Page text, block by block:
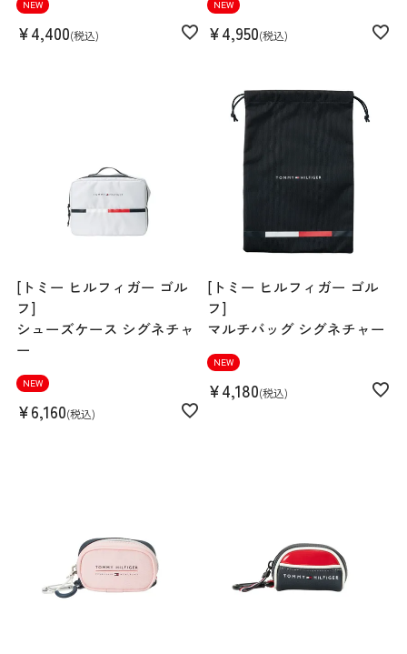
NEW
¥4,400 税込
NEW
¥4,950 税込
[トミー ヒルフィガー ゴル
フ]
シューズケース シグネチャ
ー
NEW
¥6,160 税込
[トミー ヒルフィガー ゴル
フ]
マルチバッグ シグネチャー
NEW
¥4,180 税込